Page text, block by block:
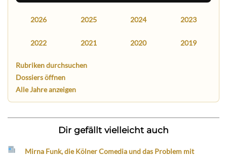
2026 2025 2024 2023
2022 2021 2020 2019
Rubriken durchsuchen
Dossiers öffnen
Alle Jahre anzeigen
Dir gefällt vielleicht auch
Mirna Funk, die Kölner Comedia und das Problem mit